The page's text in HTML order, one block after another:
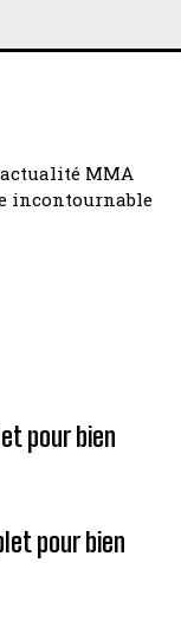
MMA
incontournable
pour bien
pour bien